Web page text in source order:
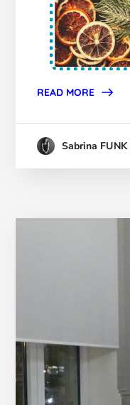
READ MORE
Sabrina FUNK